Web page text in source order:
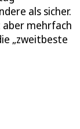
als sicher.
mehrfach
„zweitbeste